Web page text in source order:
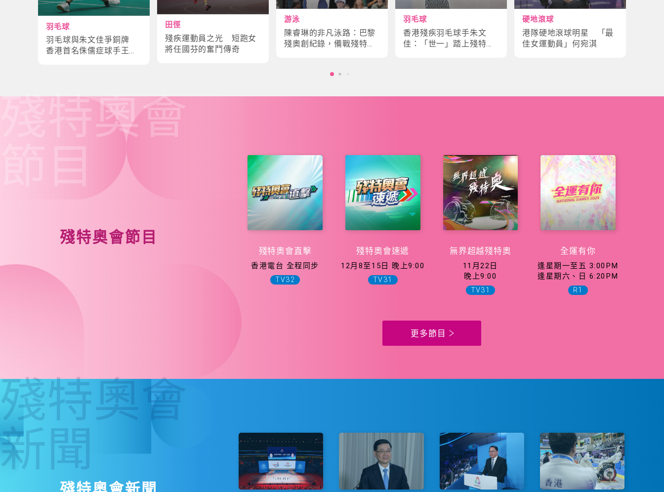
羽毛球
羽毛球與朱文佳爭銅牌
香港首名侏儒症球手王鎮
田徑
殘疾運動員之光 短跑女
將任國芬的奮鬥傳奇
游泳
陳睿琳的非凡泳路：巴黎
殘奧創紀錄，備戰殘特奧
羽毛球
香港殘疾羽毛球手朱文
佳：「世一」踏上殘特奧
硬地滾球
港隊硬地滾球明星 「最
佳女運動員」何宛淇
殘特奧會節目
殘特奧會
殘特奧會直擊
香港電台 全程同步
TV32
殘特奧會速遞
12月8至15日 晚上9:00
TV31
無界超越殘特奧
11月22日
晚上9:00
TV31
全運有你
逢星期一至五 3:00PM
逢星期六、日 6:20PM
R1
更多節目
殘特奧會
新聞